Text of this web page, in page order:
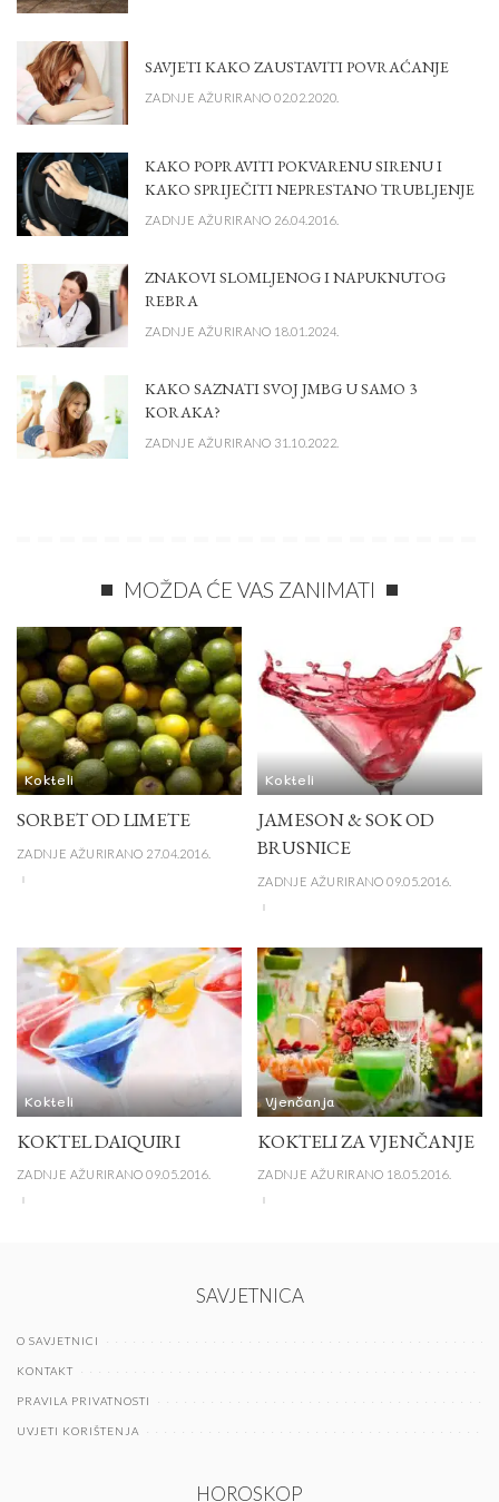
SAVJETI KAKO ZAUSTAVITI POVRAĆANJE
ZADNJE AŽURIRANO 02.02.2020.
KAKO POPRAVITI POKVARENU SIRENU I
KAKO SPRIJEČITI NEPRESTANO TRUBLJENJE
ZADNJE AŽURIRANO 26.04.2016.
ZNAKOVI SLOMLJENOG I NAPUKNUTOG
REBRA
ZADNJE AŽURIRANO 18.01.2024.
KAKO SAZNATI SVOJ JMBG U SAMO 3
KORAKA?
ZADNJE AŽURIRANO 31.10.2022.
MOŽDA ĆE VAS ZANIMATI
Kokteli
SORBET OD LIMETE
ZADNJE AŽURIRANO 27.04.2016.
Kokteli
JAMESON & SOK OD
BRUSNICE
ZADNJE AŽURIRANO 09.05.2016.
Kokteli
KOKTEL DAIQUIRI
ZADNJE AŽURIRANO 09.05.2016.
Vjenčanja
KOKTELI ZA VJENČANJE
ZADNJE AŽURIRANO 18.05.2016.
SAVJETNICA
O SAVJETNICI
KONTAKT
PRAVILA PRIVATNOSTI
UVJETI KORIŠTENJA
HOROSKOP